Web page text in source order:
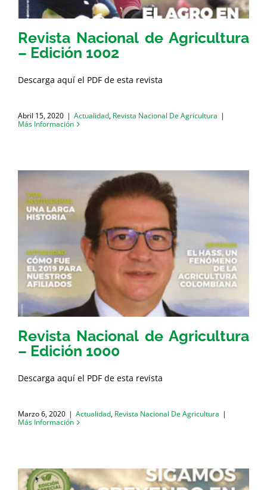
Revista Nacional de Agricultura
– Edición 1002
Descarga aquí el PDF de esta revista
Abril 15, 2020 | Actualidad, Revista Nacional De Agricultura |
Más Información
Revista Nacional de Agricultura
– Edición 1000
Descarga aquí el PDF de esta revista
Marzo 6, 2020 | Actualidad, Revista Nacional De Agricultura |
Más Información